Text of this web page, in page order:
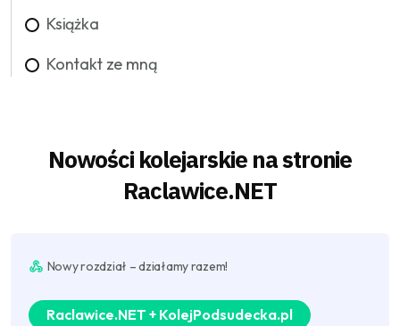
Książka
Kontakt ze mną
Nowości kolejarskie na stronie
Raclawice.NET
Nowy rozdział – działamy razem!
Raclawice.NET + KolejPodsudecka.pl